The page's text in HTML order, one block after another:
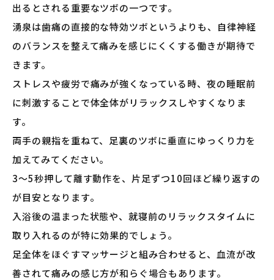
出るとされる重要なツボの一つです。
湧泉は歯痛の直接的な特効ツボというよりも、自律神経
のバランスを整えて痛みを感じにくくする働きが期待で
きます。
ストレスや疲労で痛みが強くなっている時、夜の睡眠前
に刺激することで体全体がリラックスしやすくなりま
す。
両手の親指を重ねて、足裏のツボに垂直にゆっくり力を
加えてみてください。
3〜5秒押して離す動作を、片足ずつ10回ほど繰り返すの
が目安となります。
入浴後の温まった状態や、就寝前のリラックスタイムに
取り入れるのが特に効果的でしょう。
足全体をほぐすマッサージと組み合わせると、血流が改
善されて痛みの感じ方が和らぐ場合もあります。